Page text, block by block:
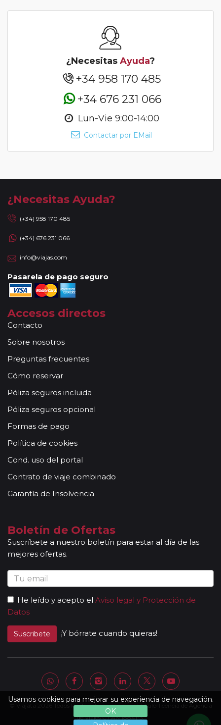
Usamos cookies para mejorar su experiencia de navegación.
OK
¿Necesitas Ayuda?
+34 958 170 485
+34 676 231 066
Lun-Vie 9:00-14:00
Contactar por EMail
¿Necesitas Ayuda?
(+34) 958 170 485
(+34) 676 231 066
info@viajas.com
Pasarela de pago seguro
Accesos directos
Contacto
Sobre nosotros
Preguntas frecuentes
Cómo reservar
Póliza seguros incluida
Póliza seguros opcional
Formas de pago
Política de cookies
Cond. uso del portal
Contrato de viaje combinado
Garantía de Insolvencia
Boletín de Ofertas
Suscríbete a nuestro boletín para estar al día de las
mejores ofertas.
He leído y acepto el Aviso legal y Protección de
Datos
Suscribete ¡Y bórrate cuando quieras!
© Viajata 2026 Todos los derechos reservados | Título-licencia de Agencia
de Viajes C.I.AN 18841-3.